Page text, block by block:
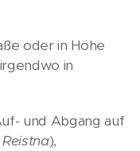
oder in Höhe
in
und Abgang auf
),